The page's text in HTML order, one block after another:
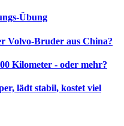
Übung
Volvo-Bruder aus China?
Kilometer - oder mehr?
lädt stabil, kostet viel